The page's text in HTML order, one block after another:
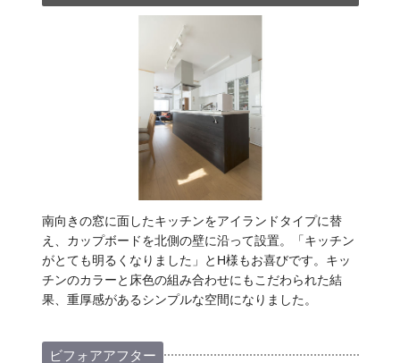
南向きの窓に面したキッチンをアイランドタイプに替
え、カップボードを北側の壁に沿って設置。「キッチン
がとても明るくなりました」とH様もお喜びです。キッ
チンのカラーと床色の組み合わせにもこだわられた結
果、重厚感があるシンプルな空間になりました。
ビフォアアフター